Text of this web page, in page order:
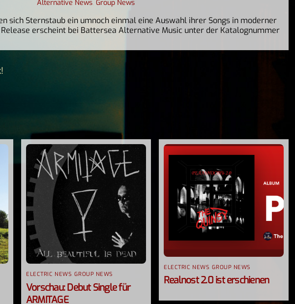
Alternative News ,Group News
sich Sternstaub ein umnoch einmal eine Auswahl ihrer Songs in moderner
erscheint bei Battersea Alternative Music unter der Katalognummer
ELECTRIC NEWS ,GROUP NEWS
Vorschau: Debut Single für
ARMITAGE
ELECTRIC NEWS ,GROUP NEWS
Realnost 2.0 ist erschienen